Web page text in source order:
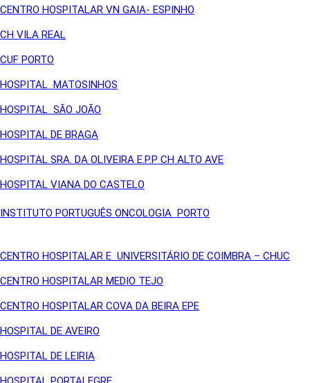
CENTRO HOSPITALAR VN GAIA- ESPINHO
CH VILA REAL
CUF PORTO
HOSPITAL MATOSINHOS
HOSPITAL SÃO JOÃO
HOSPITAL DE BRAGA
HOSPITAL SRA. DA OLIVEIRA E.P.P CH ALTO AVE
HOSPITAL VIANA DO CASTELO
INSTITUTO PORTUGUÊS ONCOLOGIA PORTO
CENTRO HOSPITALAR E UNIVERSITÁRIO DE COIMBRA – CHUC
CENTRO HOSPITALAR MEDIO TEJO
CENTRO HOSPITALAR COVA DA BEIRA EPE
HOSPITAL DE AVEIRO
HOSPITAL DE LEIRIA